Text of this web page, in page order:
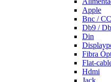
Apple
Bnc /
Db9 /
Din
Fibra
Flat-
Hdmi
Jack